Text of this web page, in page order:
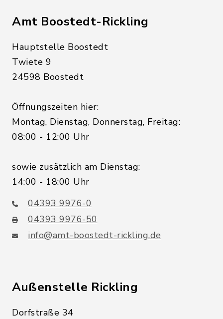
Amt Boostedt-Rickling
Hauptstelle Boostedt
Twiete 9
24598 Boostedt
Öffnungszeiten hier:
Montag, Dienstag, Donnerstag, Freitag:
08:00 - 12:00 Uhr
sowie zusätzlich am Dienstag:
14:00 - 18:00 Uhr
04393 9976-0
04393 9976-50
info@amt-boostedt-rickling.de
Außenstelle Rickling
Dorfstraße 34